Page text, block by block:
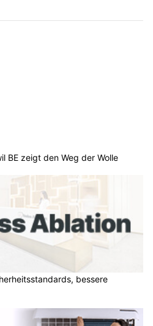
BE zeigt den Weg der Wolle
bessere